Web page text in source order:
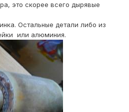
это скорее всего дырявые
Остальные детали либо из
или алюминия.